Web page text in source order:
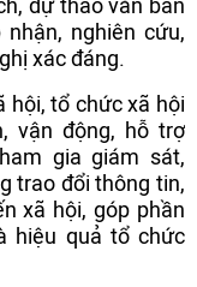
dự thảo văn bản
nghiên cứu,
xác đáng.
hội, tổ chức xã hội
vận động, hỗ trợ
gia giám sát,
trao đổi thông tin,
xã hội, góp phần
hiệu quả tổ chức